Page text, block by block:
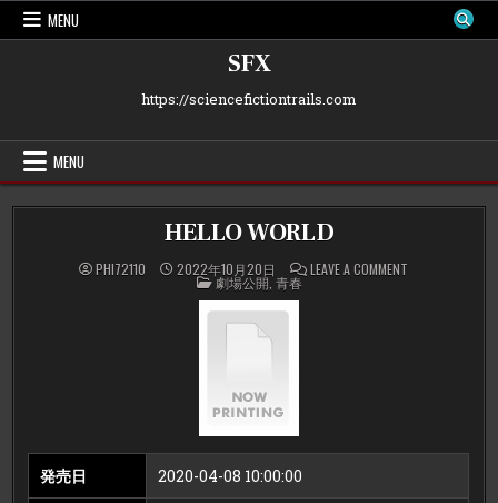
Skip
MENU
SFX
https://sciencefictiontrails.com
MENU
HELLO WORLD
PHI72110 2022年10月20日 LEAVE A COMMENT
POSTED
IN
劇場公開,青春
発売日 2020-04-08 10:00:00